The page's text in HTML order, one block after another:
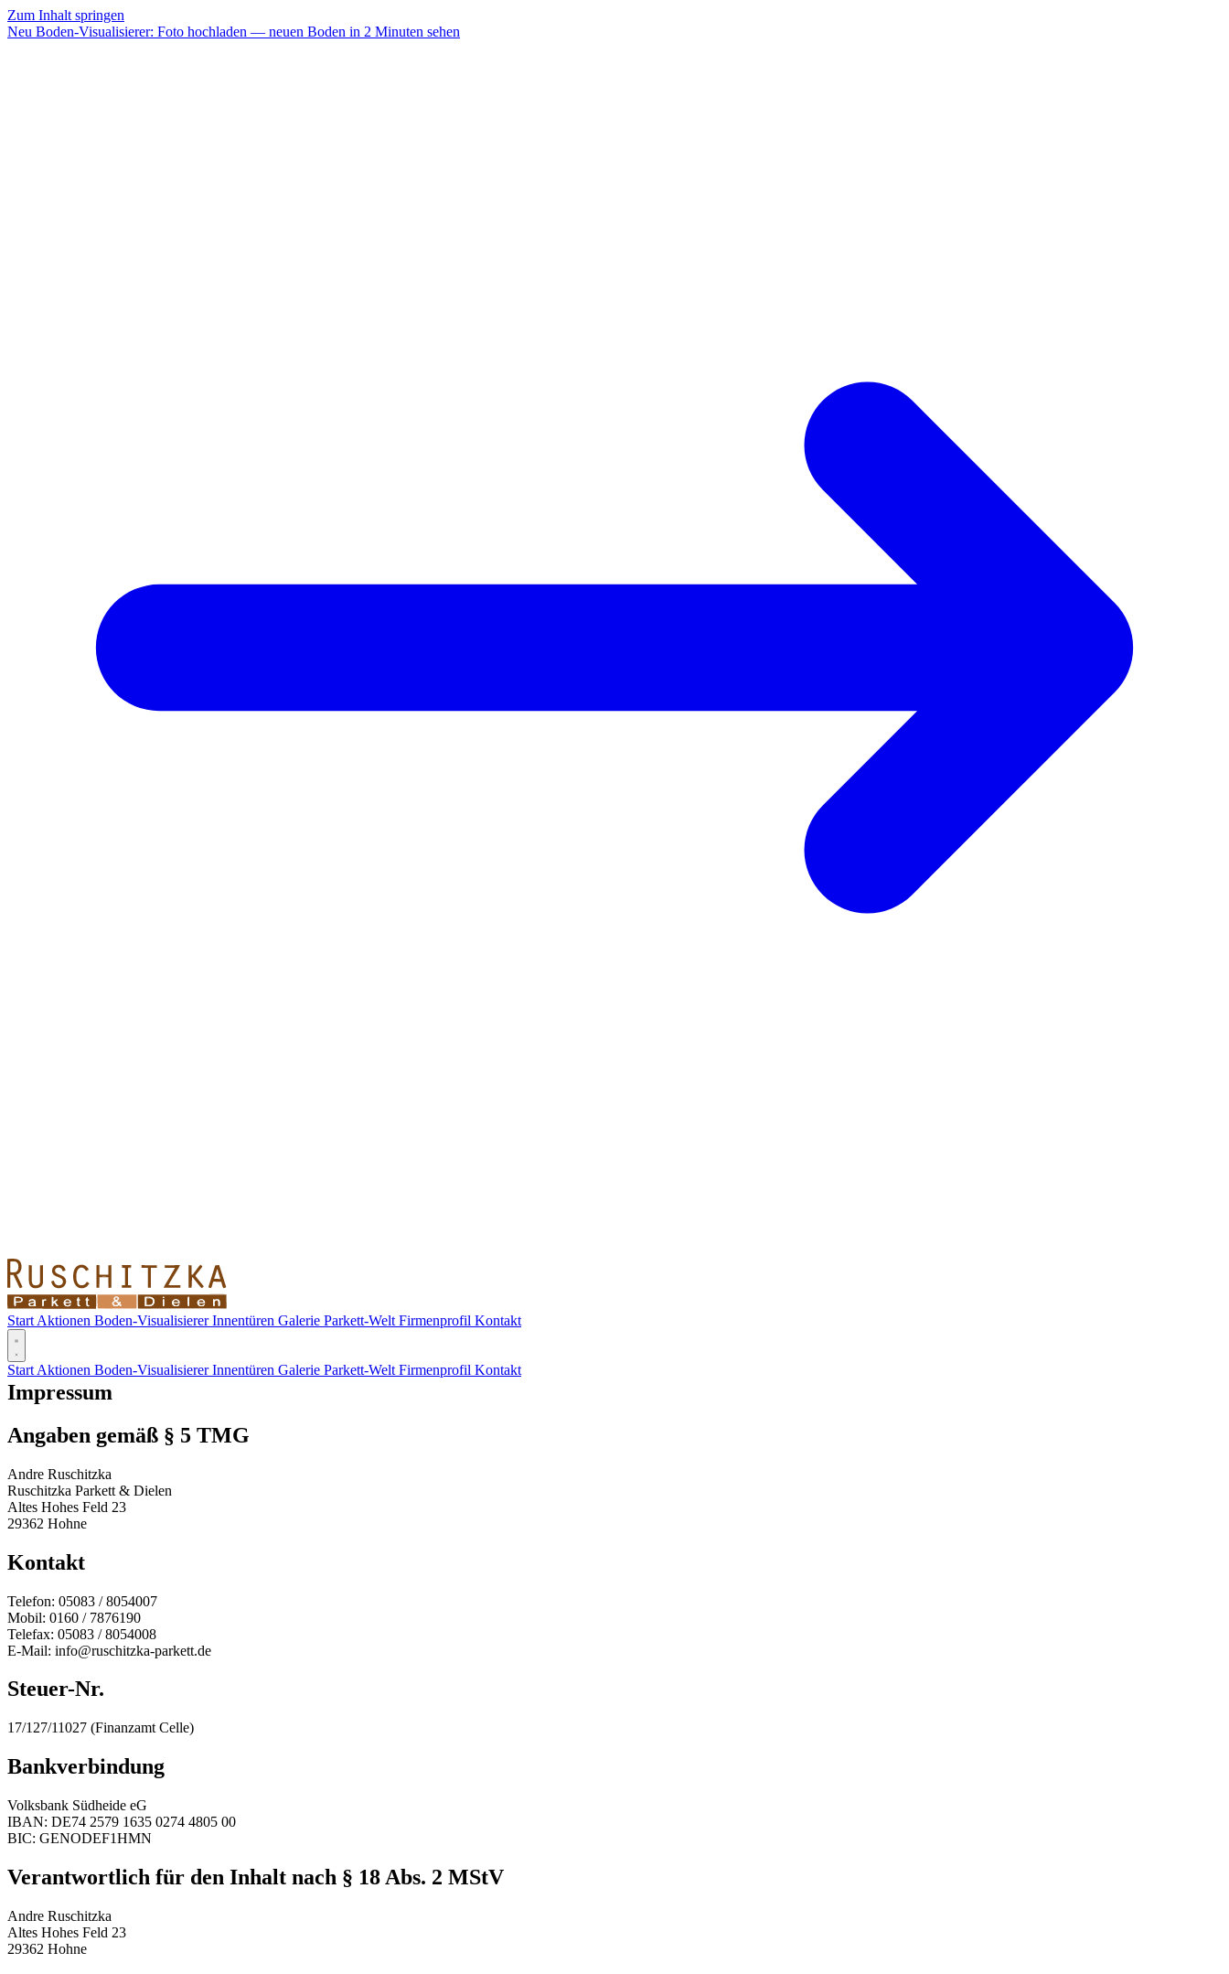
Zum Inhalt springen
Neu Boden-Visualisierer: Foto hochladen — neuen Boden in 2 Minuten sehen
Start Aktionen Boden-VisualisiererInnentüren Galerie Parkett-Welt Firmenprofil Kontakt
Start Aktionen Boden-VisualisiererInnentüren Galerie Parkett-Welt Firmenprofil Kontakt
Impressum
Angaben gemäß § 5 TMG
Andre Ruschitzka
Ruschitzka Parkett & Dielen
Altes Hohes Feld 23
29362 Hohne
Kontakt
Telefon: 05083 / 8054007
Mobil: 0160 / 7876190
Telefax: 05083 / 8054008
E-Mail: info@ruschitzka-parkett.de
Steuer-Nr.
17/127/11027 (Finanzamt Celle)
Bankverbindung
Volksbank Südheide eG
IBAN: DE74 2579 1635 0274 4805 00
BIC: GENODEF1HMN
Verantwortlich für den Inhalt nach § 18 Abs. 2 MStV
Andre Ruschitzka
Altes Hohes Feld 23
29362 Hohne